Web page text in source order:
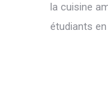
la cuisine
étudiants